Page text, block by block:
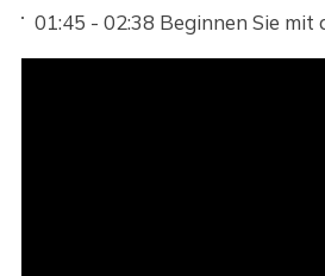
01:45 - 02:38 Beginnen Sie mit